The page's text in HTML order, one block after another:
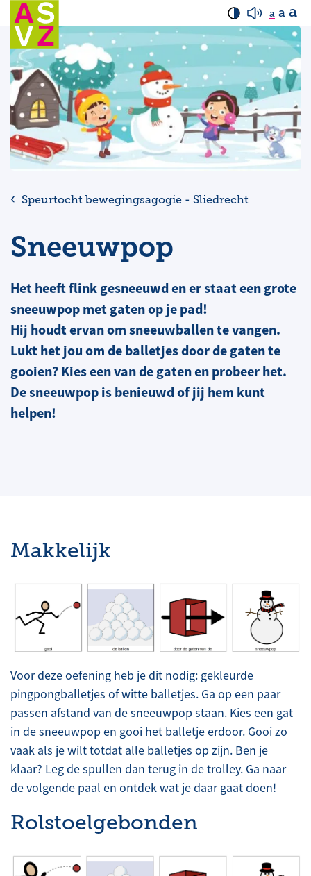
a a a
Speurtocht bewegingsagogie - Sliedrecht
Sneeuwpop
Het heeft flink gesneeuwd en er staat een grote
sneeuwpop met gaten op je pad!
Hij houdt ervan om sneeuwballen te vangen.
Lukt het jou om de balletjes door de gaten te
gooien? Kies een van de gaten en probeer het.
De sneeuwpop is benieuwd of jij hem kunt
helpen!
Makkelijk
Voor deze oefening heb je dit nodig: gekleurde
pingpongballetjes of witte balletjes. Ga op een paar
passen afstand van de sneeuwpop staan. Kies een gat
in de sneeuwpop en gooi het balletje erdoor. Gooi zo
vaak als je wilt totdat alle balletjes op zijn. Ben je
klaar? Leg de spullen dan terug in de trolley. Ga naar
de volgende paal en ontdek wat je daar gaat doen!
Rolstoelgebonden